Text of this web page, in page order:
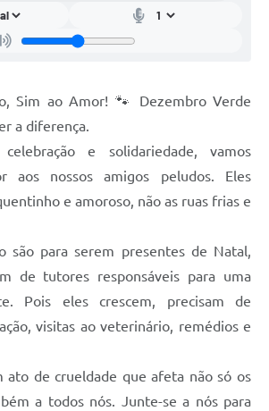
Sim ao Amor! 🐾 Dezembro Verde
a diferença.
e solidariedade, vamos
aos nossos amigos peludos. Eles
e amoroso, não as ruas frias e
são para serem presentes de Natal,
de tutores responsáveis para uma
Pois eles crescem, precisam de
visitas ao veterinário, remédios e
ato de crueldade que afeta não só os
a todos nós. Junte-se a nós para